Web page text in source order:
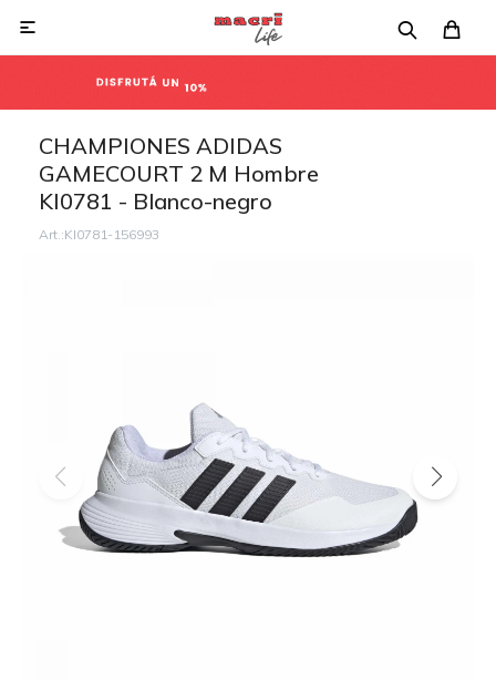

CHAMPIONES ADIDAS
GAMECOURT 2 M Hombre
KI0781 - Blanco-negro
KI0781-156993